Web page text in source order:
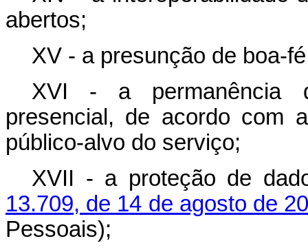
abertos;
XV - a presunção de boa-
XVI - a permanência
presencial, de acordo com
público-alvo do serviço;
XVII - a proteção de
13.709, de 14 de agosto de
Pessoais);